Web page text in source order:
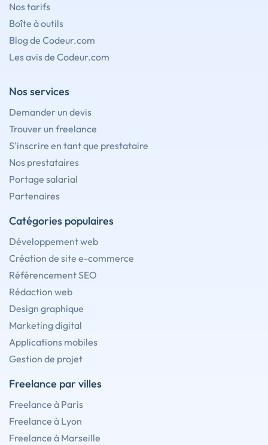
Nos tarifs
Boîte à outils
Blog de Codeur.com
Les avis de Codeur.com
Nos services
Demander un devis
Trouver un freelance
S'inscrire en tant que prestataire
Nos prestataires
Portage salarial
Partenaires
Catégories populaires
Développement web
Création de site e-commerce
Référencement SEO
Rédaction web
Design graphique
Marketing digital
Applications mobiles
Gestion de projet
Freelance par villes
Freelance à Paris
Freelance à Lyon
Freelance à Marseille